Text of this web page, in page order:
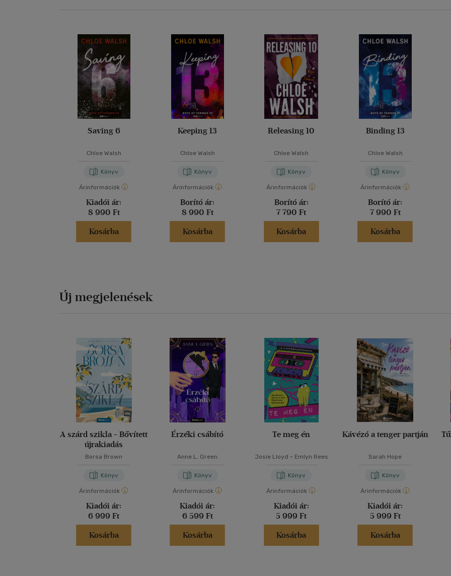
Saving 6
Chloe Walsh
Könyv
Árinformációk
Kiadói ár:
8 990 Ft
Kosárba
Keeping 13
Chloe Walsh
Könyv
Árinformációk
Borító ár:
8 990 Ft
Kosárba
Releasing 10
Chloe Walsh
Könyv
Árinformációk
Borító ár:
7 790 Ft
Kosárba
Binding 13
Chloe Walsh
Könyv
Árinformációk
Borító ár:
7 990 Ft
Kosárba
Új megjelenések
A szárd szikla - Bővített
újrakiadás
Borsa Brown
Könyv
Árinformációk
Kiadói ár:
6 999 Ft
Kosárba
Érzéki csábító
Anne L. Green
Könyv
Árinformációk
Kiadói ár:
6 599 Ft
Kosárba
Te meg én
Josie Lloyd - Emlyn Rees
Könyv
Árinformációk
Kiadói ár:
5 999 Ft
Kosárba
Kávézó a tenger partján
Sarah Hope
Könyv
Árinformációk
Kiadói ár:
5 999 Ft
Kosárba